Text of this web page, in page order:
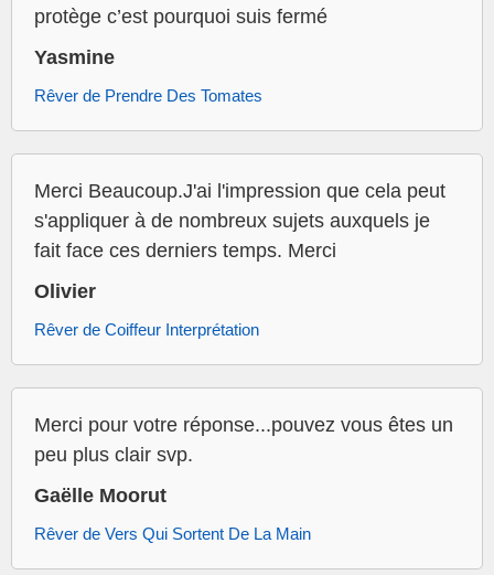
protège c’est pourquoi suis fermé
Yasmine
Rêver de Prendre Des Tomates
Merci Beaucoup.J'ai l'impression que cela peut
s'appliquer à de nombreux sujets auxquels je
fait face ces derniers temps. Merci
Olivier
Rêver de Coiffeur Interprétation
Merci pour votre réponse...pouvez vous êtes un
peu plus clair svp.
Gaëlle Moorut
Rêver de Vers Qui Sortent De La Main